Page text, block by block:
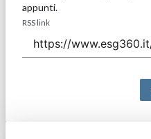
appunti.
RSS link